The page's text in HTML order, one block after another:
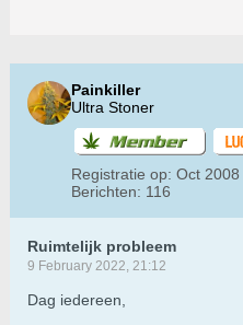
Painkiller
Ultra Stoner
Registratie op: Oct 2008
Berichten: 116
Ruimtelijk probleem
9 February 2022, 21:12
Dag iedereen,